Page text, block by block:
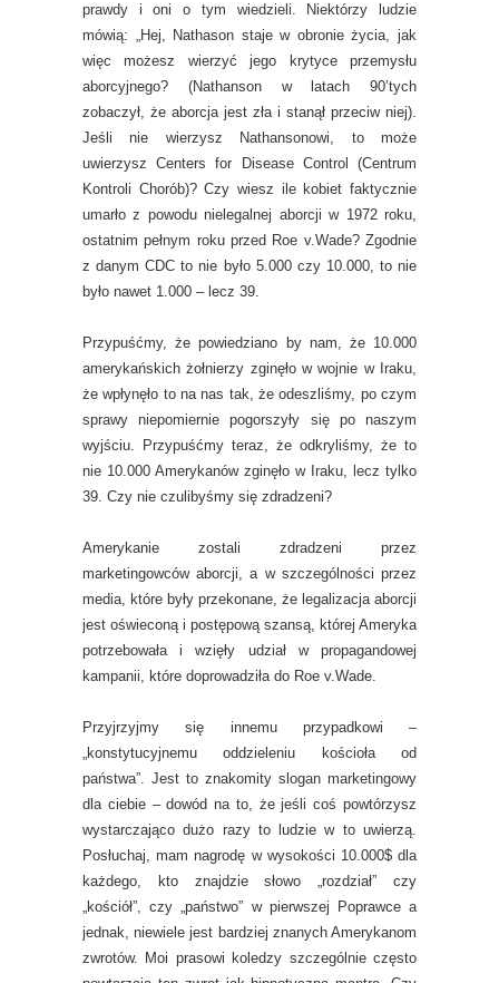
prawdy i oni o tym wiedzieli. Niektórzy ludzie
mówią: „Hej, Nathason staje w obronie życia, jak
więc możesz wierzyć jego krytyce przemysłu
aborcyjnego? (Nathanson w latach 90’tych
zobaczył, że aborcja jest zła i stanął przeciw niej).
Jeśli nie wierzysz Nathansonowi, to może
uwierzysz Centers for Disease Control (Centrum
Kontroli Chorób)? Czy wiesz ile kobiet faktycznie
umarło z powodu nielegalnej aborcji w 1972 roku,
ostatnim pełnym roku przed Roe v.Wade? Zgodnie
z danym CDC to nie było 5.000 czy 10.000, to nie
było nawet 1.000 – lecz 39.
Przypuśćmy, że powiedziano by nam, że 10.000
amerykańskich żołnierzy zginęło w wojnie w Iraku,
że wpłynęło to na nas tak, że odeszliśmy, po czym
sprawy niepomiernie pogorszyły się po naszym
wyjściu. Przypuśćmy teraz, że odkryliśmy, że to
nie 10.000 Amerykanów zginęło w Iraku, lecz tylko
39. Czy nie czulibyśmy się zdradzeni?
Amerykanie zostali zdradzeni przez
marketingowców aborcji, a w szczególności przez
media, które były przekonane, że legalizacja aborcji
jest oświeconą i postępową szansą, której Ameryka
potrzebowała i wzięły udział w propagandowej
kampanii, które doprowadziła do Roe v.Wade.
Przyjrzyjmy się innemu przypadkowi –
„konstytucyjnemu oddzieleniu kościoła od
państwa”. Jest to znakomity slogan marketingowy
dla ciebie – dowód na to, że jeśli coś powtórzysz
wystarczająco dużo razy to ludzie w to uwierzą.
Posłuchaj, mam nagrodę w wysokości 10.000$ dla
każdego, kto znajdzie słowo „rozdział” czy
„kościół”, czy „państwo” w pierwszej Poprawce a
jednak, niewiele jest bardziej znanych Amerykanom
zwrotów. Moi prasowi koledzy szczególnie często